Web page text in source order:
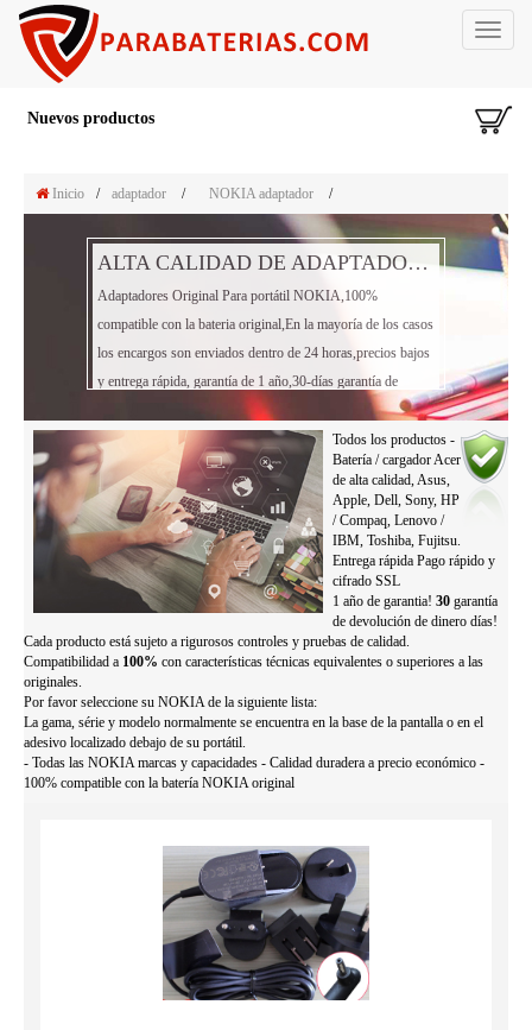
Toggle
Nuevos productos
Inicio / adaptador / NOKIA adaptador /
ALTA CALIDAD DE ADAPTADOR PORTÁTIL NOKIA
Adaptadores Original Para portátil NOKIA,100%
compatible con la bateria original,En la mayoría de los casos
los encargos son enviados dentro de 24 horas,precios bajos
y entrega rápida, garantía de 1 año,30-días garantía de
Todos los productos -
Batería / cargador Acer
de alta calidad, Asus,
Apple, Dell, Sony, HP
/ Compaq, Lenovo /
IBM, Toshiba, Fujitsu.
Entrega rápida Pago rápido y
cifrado SSL
1 año de garantia! 30 garantía
de devolución de dinero días!
Cada producto está sujeto a rigurosos controles y pruebas de calidad.
Compatibilidad a 100% con características técnicas equivalentes o superiores a las
originales.
Por favor seleccione su NOKIA de la siguiente lista:
La gama, série y modelo normalmente se encuentra en la base de la pantalla o en el
adesivo localizado debajo de su portátil.
- Todas las NOKIA marcas y capacidades - Calidad duradera a precio económico -
100% compatible con la batería NOKIA original